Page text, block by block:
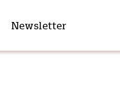
Newsletter